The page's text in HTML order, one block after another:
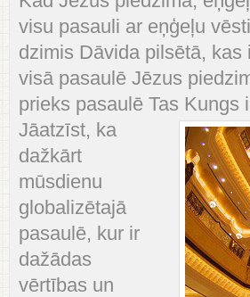
visu pasauli ar eņģeļu
dzimis Dāvida pilsētā,
visā pasaulē Jēzus
prieks pasaulē Tas Kungs
Jāatzīst, ka
dažkārt
mūsdienu
globalizētajā
pasaulē, kur ir
dažādas
vērtības un